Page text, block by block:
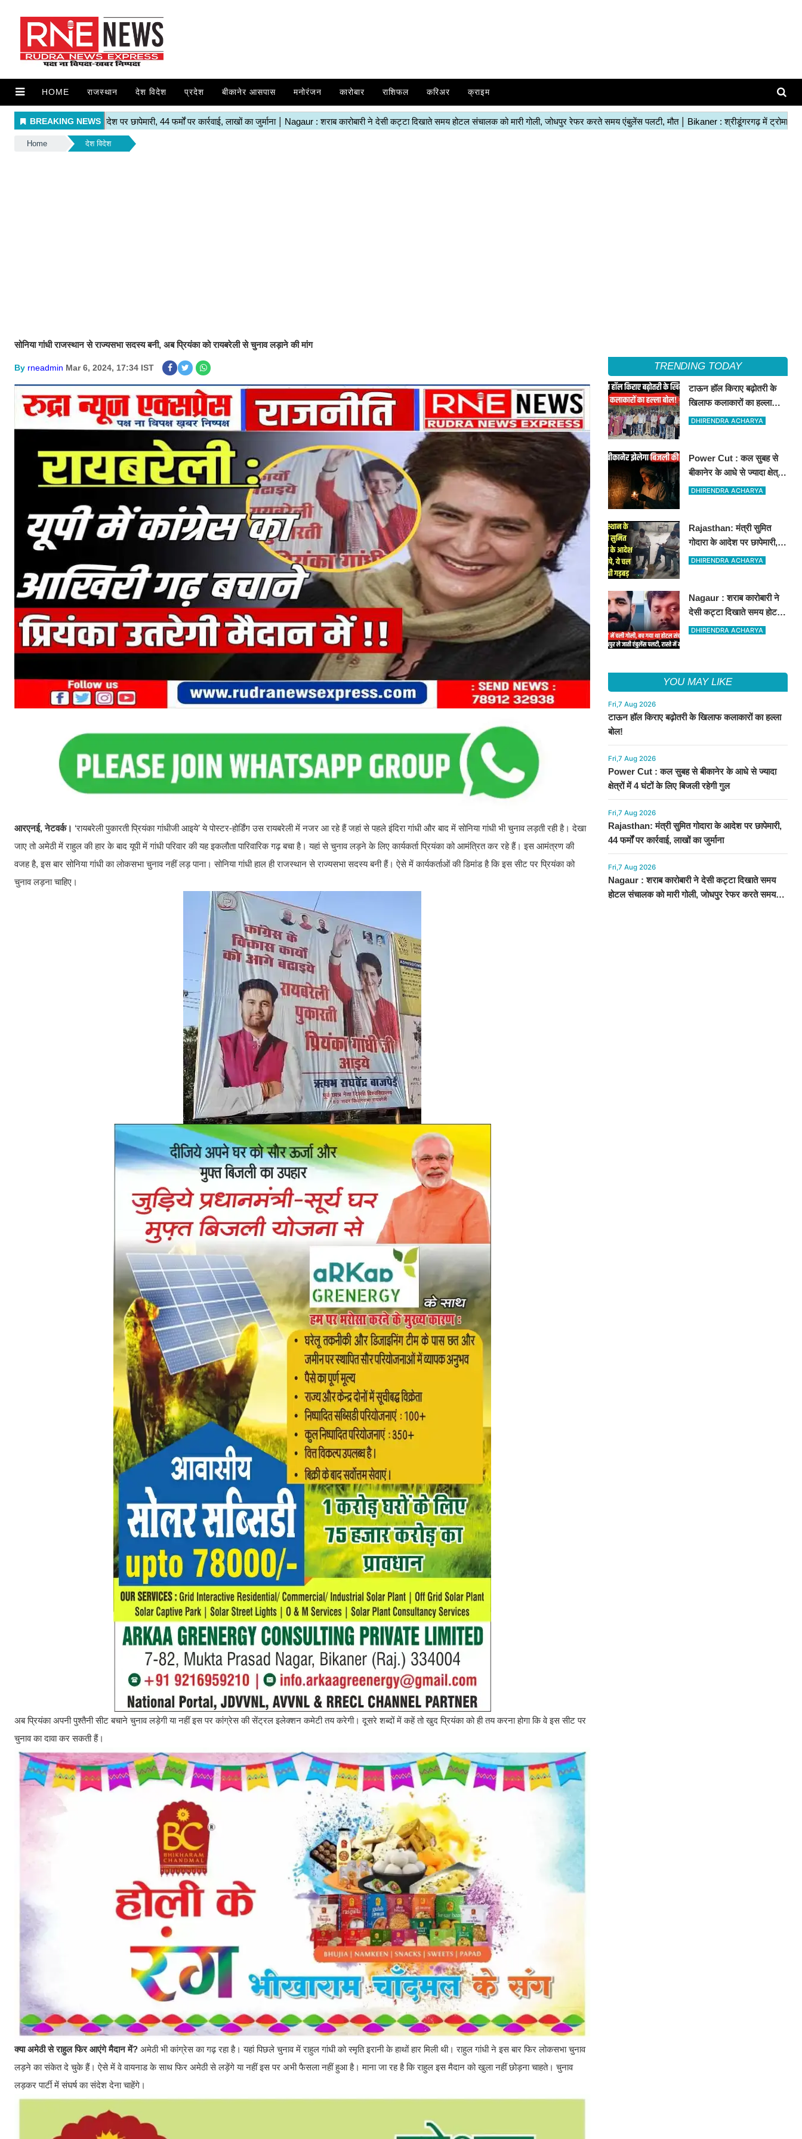
HOME राजस्थान देश विदेश प्रदेश बीकानेर आसपास मनोरंजन कारोबार राशिफल करिअर क्राइम
Home देश विदेश
सोनिया गांधी राजस्थान से राज्यसभा सदस्य बनी, अब प्रियंका को रायबरेली से चुनाव लड़ाने की मांग
By rneadmin Mar 6, 2024, 17:34 IST
आरएनई, नेटवर्क। ‘रायबरेली पुकारती प्रियंका गांधीजी आइये’ ये पोस्टर-होर्डिंग उस रायबरेली में नजर आ रहे हैं जहां से पहले इंदिरा गांधी और बाद में सोनिया गांधी भी चुनाव लड़ती रही है। देखा
जाए तो अमेठी में राहुल की हार के बाद यूपी में गांधी परिवार की यह इकलौता पारिवारिक गढ़ बचा है। यहां से चुनाव लड़ने के लिए कार्यकर्ता प्रियंका को आमंत्रित कर रहे हैं। इस आमंत्रण की
वजह है, इस बार सोनिया गांधी का लोकसभा चुनाव नहीं लड़ पाना। सोनिया गांधी हाल ही राजस्थान से राज्यसभा सदस्य बनी हैं। ऐसे में कार्यकर्ताओं की डिमांड है कि इस सीट पर प्रियंका को
चुनाव लड़ना चाहिए।
अब प्रियंका अपनी पुश्तैनी सीट बचाने चुनाव लड़ेगी या नहीं इस पर कांग्रेस की सेंट्रल इलेक्शन कमेटी तय करेगी। दूसरे शब्दों में कहें तो खुद प्रियंका को ही तय करना होगा कि वे इस सीट पर
चुनाव का दावा कर सकती हैं।
क्या अमेठी से राहुल फिर आएंगे मैदान में? अमेठी भी कांग्रेस का गढ़ रहा है। यहां पिछले चुनाव में राहुल गांधी को स्मृति इरानी के हाथों हार मिली थी। राहुल गांधी ने इस बार फिर लोकसभा चुनाव
लड़ने का संकेत दे चुके हैं। ऐसे में वे वायनाड के साथ फिर अमेठी से लड़ेंगे या नहीं इस पर अभी फैसला नहीं हुआ है। माना जा रह है कि राहुल इस मैदान को खुला नहीं छोड़ना चाहते। चुनाव
लड़कर पार्टी में संघर्ष का संदेश देना चाहेंगे।
TRENDING TODAY
टाऊन हॉल किराए बढ़ोतरी के
खिलाफ कलाकारों का हल्ला
बोल!
DHIRENDRA ACHARYA
Power Cut : कल सुबह से
बीकानेर के आधे से ज्यादा क्षेत्रों
में 4 घंटों के लिए बिजली रहेगी
DHIRENDRA ACHARYA
Rajasthan: मंत्री सुमित
गोदारा के आदेश पर छापेमारी,
44 फर्मों पर कार्रवाई, लाखों का
DHIRENDRA ACHARYA
Nagaur : शराब कारोबारी ने
देसी कट्टा दिखाते समय होटल
संचालक को मारी गोली, जोधपुर
DHIRENDRA ACHARYA
YOU MAY LIKE
Fri,7 Aug 2026
टाऊन हॉल किराए बढ़ोतरी के खिलाफ कलाकारों का हल्ला
बोल!
Fri,7 Aug 2026
Power Cut : कल सुबह से बीकानेर के आधे से ज्यादा
क्षेत्रों में 4 घंटों के लिए बिजली रहेगी गुल
Fri,7 Aug 2026
Rajasthan: मंत्री सुमित गोदारा के आदेश पर छापेमारी,
44 फर्मों पर कार्रवाई, लाखों का जुर्माना
Fri,7 Aug 2026
Nagaur : शराब कारोबारी ने देसी कट्टा दिखाते समय
होटल संचालक को मारी गोली, जोधपुर रेफर करते समय